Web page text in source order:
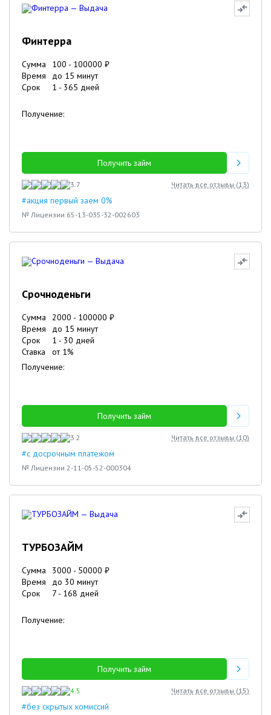
Финтерра
Сумма 100 - 100000 ₽
Время
до 15 минут
Срок
1 - 365 дней
Получение:
Получить займ
3.7 Читать все отзывы (13)
#акция первый заем 0%
№ Лицензии 65-13-035-32-002603
Срочноденьги
Сумма 2000 - 100000 ₽
Время
до 15 минут
Срок
1 - 30 дней
Ставка
от 1%
Получение:
Получить займ
3.2 Читать все отзывы (10)
#с досрочным платежом
№ Лицензии 2-11-05-52-000304
ТУРБОЗАЙМ
Сумма 3000 - 50000 ₽
Время
до 30 минут
Срок
7 - 168 дней
Получение:
Получить займ
4.5 Читать все отзывы (15)
#без скрытых комиссий